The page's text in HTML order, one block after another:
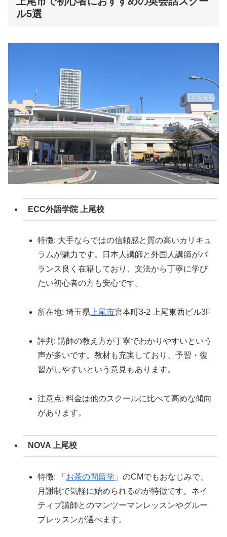
ル5選
ECC外語学院 上尾校
特徴: 大手ならではの信頼感と質の高いカリキュ
ラムが魅力です。日本人講師と外国人講師がバ
ランス良く在籍しており、文法から丁寧に学び
たい初心者の方も安心です。
所在地: 埼玉県 上尾市宮本町3-2 上尾東西ビル3F
評判: 講師の教え方が丁寧でわかりやすいという
声が多いです。教材も充実しており、予習・復
習がしやすいという意見もあります。
注意点: 料金は他のスクールに比べて高めな傾向
があります。
NOVA 上尾校
特徴: 「 お茶の間留学 」のCMでもおなじみで、
月謝制で気軽に始められるのが特徴です。ネイ
ティブ講師とのマンツーマンレッスンやグルー
プレッスンが選べます。